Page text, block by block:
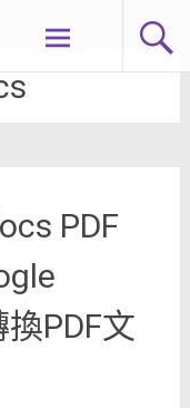
PDF
PDF文